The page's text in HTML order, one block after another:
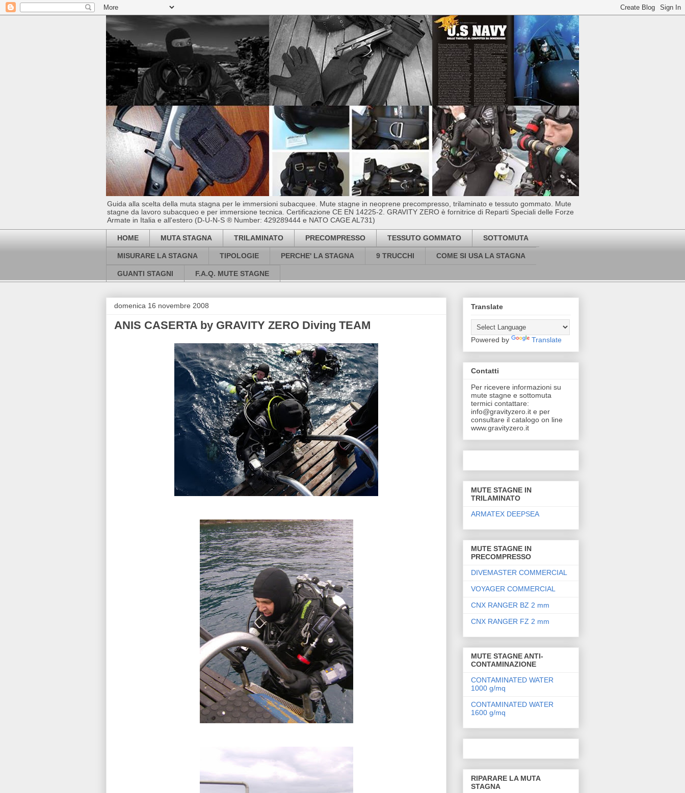
Guida alla scelta della muta stagna per le immersioni subacquee. Mute stagne in neoprene precompresso, trilaminato e tessuto gommato. Mute
stagne da lavoro subacqueo e per immersione tecnica. Certificazione CE EN 14225-2. GRAVITY ZERO è fornitrice di Reparti Speciali delle Forze
Armate in Italia e all'estero (D-U-N-S ® Number: 429289444 e NATO CAGE AL731)
HOME MUTA STAGNA TRILAMINATO PRECOMPRESSO TESSUTO GOMMATO SOTTOMUTA
MISURARE LA STAGNA TIPOLOGIE PERCHE' LA STAGNA 9 TRUCCHI COME SI USA LA STAGNA
GUANTI STAGNI F.A.Q. MUTE STAGNE
domenica 16 novembre 2008
ANIS CASERTA by GRAVITY ZERO Diving TEAM
Translate
Powered by Translate
Contatti
Per ricevere informazioni su
mute stagne e sottomuta
termici contattare:
info@gravityzero.it e per
consultare il catalogo on line
www.gravityzero.it
MUTE STAGNE IN
TRILAMINATO
ARMATEX DEEPSEA
MUTE STAGNE IN
PRECOMPRESSO
DIVEMASTER COMMERCIAL
VOYAGER COMMERCIAL
CNX RANGER BZ 2 mm
CNX RANGER FZ 2 mm
MUTE STAGNE ANTI-
CONTAMINAZIONE
CONTAMINATED WATER
1000 g/mq
CONTAMINATED WATER
1600 g/mq
RIPARARE LA MUTA
STAGNA